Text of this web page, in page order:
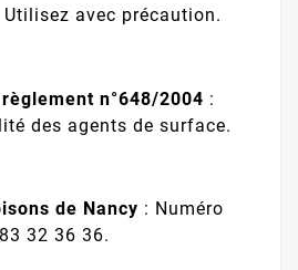
Utilisez avec précaution.
n°648/2004 :
des agents de surface.
de Nancy : Numéro
32 36 36.